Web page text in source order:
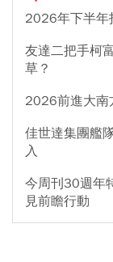
2026年下半年
友達二把手柯
草？
2026前進大南
佳世達集團艦
入
今周刊30週年
見前瞻行動